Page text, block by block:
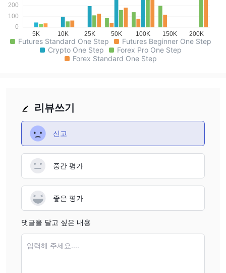
Futures Standard One Step
Futures Beginner One Step
Crypto One Step
Forex Pro One Step
Forex Standard One Step
리뷰쓰기
신고
중간 평가
좋은 평가
댓글을 달고 싶은 내용
입력해 주세요....